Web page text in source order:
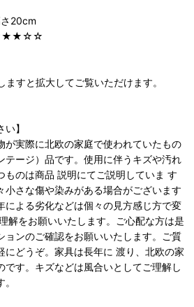
20cm
すと拡大してご覧いただけます。
】
が実際に北欧の家庭で使われていたもの
テージ）品です。使用に伴うキズや汚れ
ものは商品 説明にてご説明していま す
小さな傷や染みがある場合がございます
による劣化などは個々の見方感じ方で変
解をお願いいたします。ご心配な方は是
ョンのご確認をお願いいたします。ご質
にどうぞ。家具は長年に 渡り、北欧の家
です。キズなどは風合いとしてご理解し